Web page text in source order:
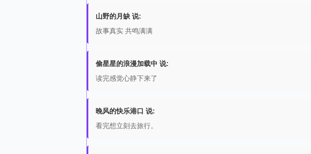
山野的月缺 说:
故事真实 共鸣满满
偷星星的浪漫加载中 说:
读完感觉心静下来了
晚风的快乐港口 说:
看完想立刻去旅行。